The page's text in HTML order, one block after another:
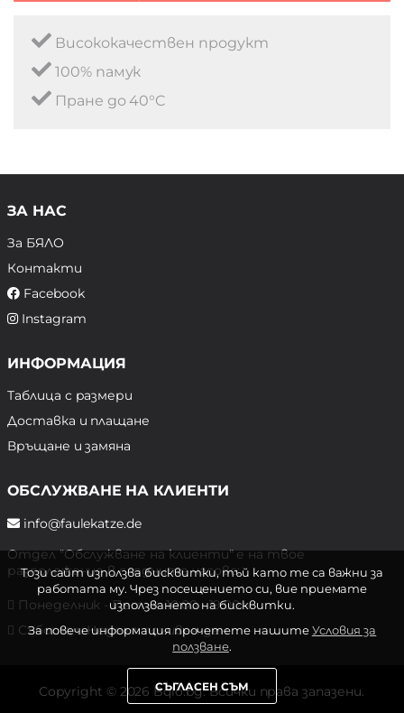
Висококачествен продукт
100% памук
Пране до 40°C
ЗА НАС
За БЯЛО
Контакти
Facebook
Instagram
ИНФОРМАЦИЯ
Таблица с размери
Доставка и плащане
Връщане и замяна
ОБСЛУЖВАНЕ НА КЛИЕНТИ
info@faulekatze.de
Отдел "Обслужване на клиенти" е на твое
разположение в следните часове:
Понеделник - Петък: 10:00 - 19:00 ч.
Събота и Неделя: почивен ден
Copyright © 2026 Bqlo.bg. Всички права запазени.
Този сайт използва бисквитки, тъй като те са важни за
работата му. Чрез посещението си, вие приемате
използването на бисквитки.
За повече информация прочетете нашитеУсловия за
ползване.
СЪГЛАСЕН СЪМ